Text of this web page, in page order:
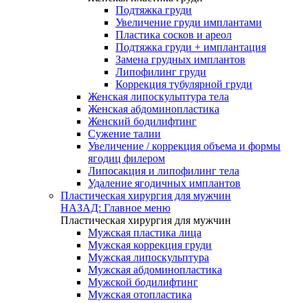
Подтяжка груди
Увеличение груди имплантами
Пластика сосков и ареол
Подтяжка груди + имплантация
Замена грудных имплантов
Липофилинг груди
Коррекция тубулярной груди
Женская липоскульптура тела
Женская абдоминопластика
Женский бодилифтинг
Сужение талии
Увеличение / коррекция объема и формы
ягодиц филером
Липосакция и липофилинг тела
Удаление ягодичных имплантов
Пластическая хирургия для мужчин
НАЗАД: Главное меню
Пластическая хирургия для мужчин
Мужская пластика лица
Мужская коррекция груди
Мужская липоскульптура
Мужская абдоминопластика
Мужской бодилифтинг
Мужская отопластика